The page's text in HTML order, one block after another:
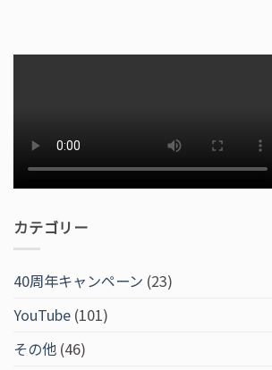
カテゴリー
40周年キャンペーン (23)
YouTube (101)
その他 (46)